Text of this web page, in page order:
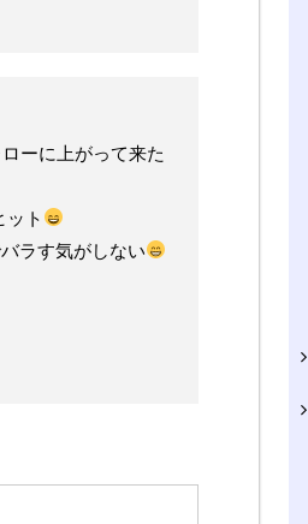
ーに上がって来た
ット
ラす気がしない